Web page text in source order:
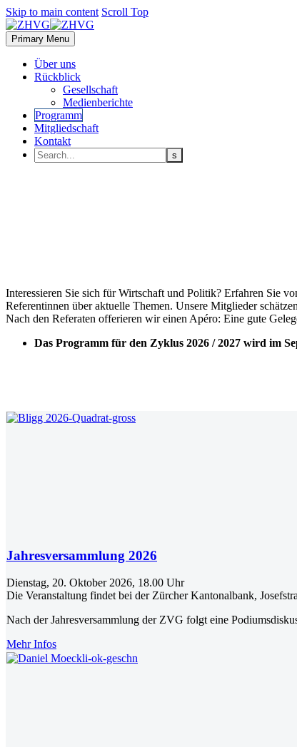
Skip to main content Scroll Top
Primary Menu
Über uns
Rückblick
Gesellschaft
Medienberichte
Programm
Mitgliedschaft
Kontakt
Interessieren Sie sich für Wirtschaft und Politik? Erfahren Sie
Referentinnen über aktuelle Themen. Unsere Mitglieder
Nach den Referaten offerieren wir einen Apéro: Eine gute
Das Programm für den Zyklus 2026 / 2027 wird im
Jahresversammlung 2026
Dienstag, 20. Oktober 2026, 18.00 Uhr
Die Veranstaltung findet bei der Zürcher Kantonalbank,
Nach der Jahresversammlung der ZVG folgt eine
Mehr Infos